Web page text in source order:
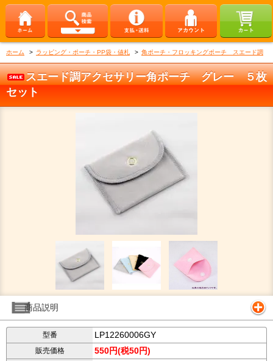
ホーム > ラッピング・ポーチ・PP袋・値札 > 角ポーチ・フロッキングポーチ スエード調
スエード調アクセサリー角ポーチ グレー ５枚
セット
商品説明
型番 LP12260006GY
販売価格 550円(税50円)